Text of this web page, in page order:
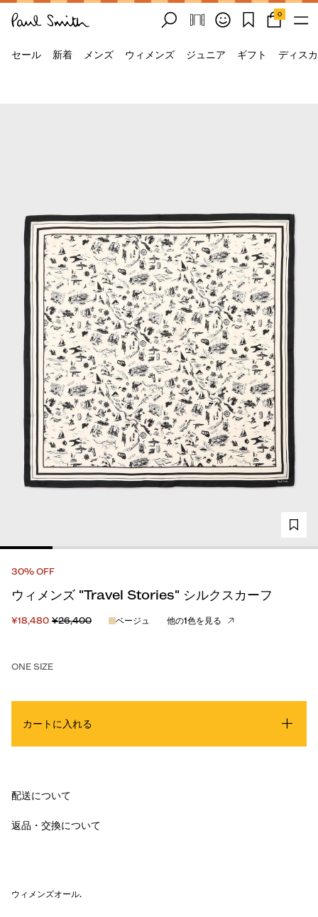
0
セール 新着 メンズ ウィメンズ ジュニア ギフト ディス
30% OFF
ウィメンズ "Travel Stories" シルクスカーフ
¥18,480 ¥26,400 ベージュ 他の1色を見る
ONE SIZE
カートに入れる
配送について
返品・交換について
ウィメンズオール.